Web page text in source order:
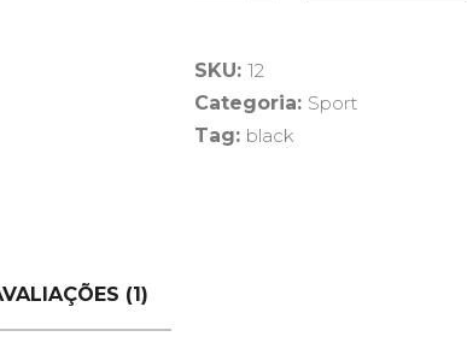
SKU: 12
Categoria: Sport
Tag: black
(1)